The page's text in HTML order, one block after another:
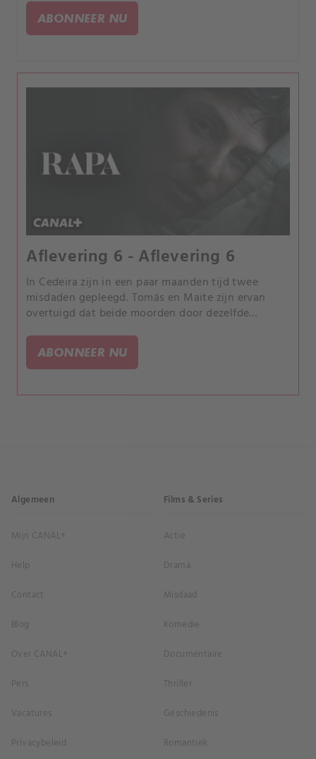
moord willen voorkomen.
ABONNEER NU
Aflevering 6 - Aflevering 6
In Cedeira zijn in een paar maanden tijd twee
misdaden gepleegd. Tomás en Maite zijn ervan
overtuigd dat beide moorden door dezelfde
ABONNEER NU
Algemeen
Mijn CANAL+
Help
Contact
Blog
Over CANAL+
Pers
Vacatures
Privacybeleid
Films & Series
Actie
Drama
Misdaad
Komedie
Documentaire
Thriller
Geschiedenis
Romantiek